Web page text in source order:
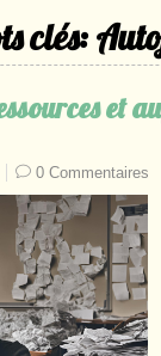
clés:
et
0 Commentaires